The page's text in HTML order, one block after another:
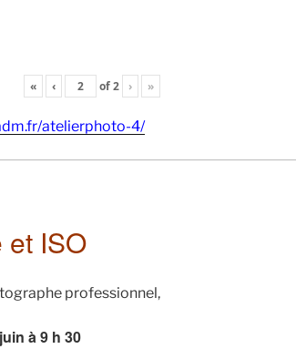
« ‹ of2 › »
atelierphoto-4/
et ISO
professionnel,
9 h 30